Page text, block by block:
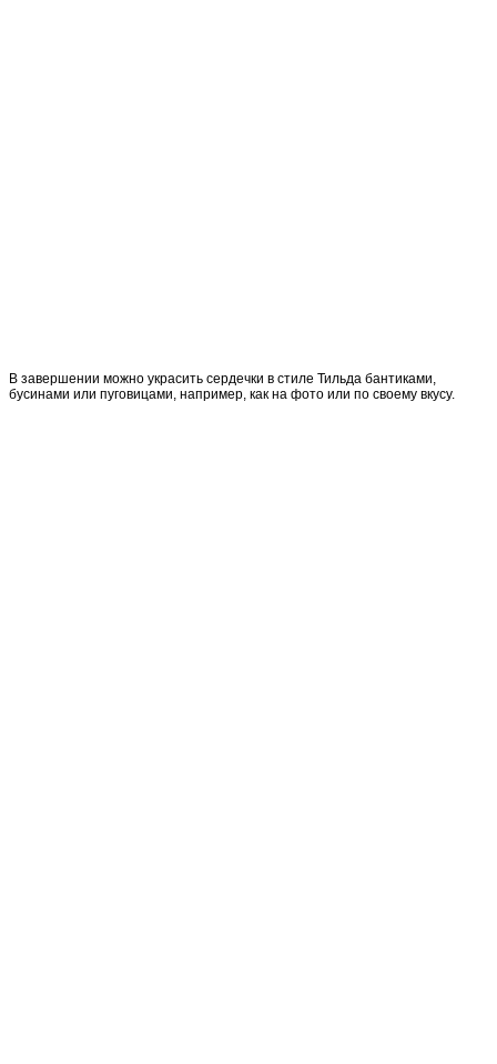
В завершении можно украсить сердечки в стиле Тильда бантиками,
бусинами или пуговицами, например, как на фото или по своему вкусу.